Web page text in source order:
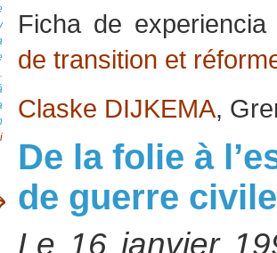
Ficha de
de transition et
Claske DIJKEMA,
De la folie à
de guerre
Le 16 janvier